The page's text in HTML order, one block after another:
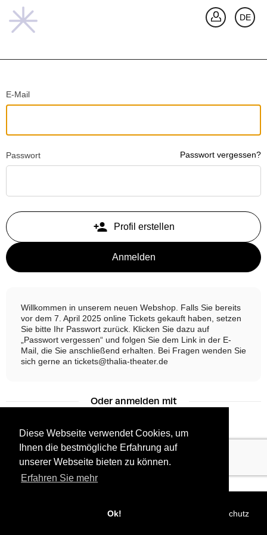
Diese Webseite verwendet Cookies, um
Ihnen die bestmögliche Erfahrung auf
unserer Webseite bieten zu können.
Erfahren Sie mehr
Ok!
DE
Passwort Passwort vergessen?
Profil erstellen
Anmelden
Willkommen in unserem neuen Webshop. Falls Sie bereits
vor dem 7. April 2025 online Tickets gekauft haben, setzen
Sie bitte Ihr Passwort zurück. Klicken Sie dazu auf
„Passwort vergessen“ und folgen Sie dem Link in der E-
Mail, die Sie anschließend erhalten. Bei Fragen wenden Sie
sich gerne an tickets@thalia-theater.de
Oder anmelden mit
Facebook
Tixly Datenschutz